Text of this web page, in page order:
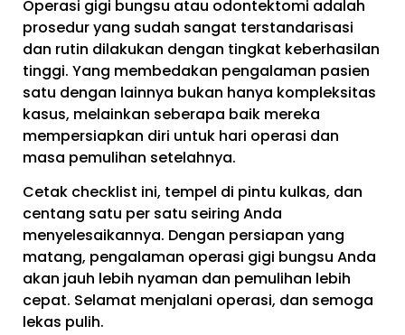
Operasi gigi bungsu atau odontektomi adalah
prosedur yang sudah sangat terstandarisasi
dan rutin dilakukan dengan tingkat keberhasilan
tinggi. Yang membedakan pengalaman pasien
satu dengan lainnya bukan hanya kompleksitas
kasus, melainkan seberapa baik mereka
mempersiapkan diri untuk hari operasi dan
masa pemulihan setelahnya.
Cetak checklist ini, tempel di pintu kulkas, dan
centang satu per satu seiring Anda
menyelesaikannya. Dengan persiapan yang
matang, pengalaman operasi gigi bungsu Anda
akan jauh lebih nyaman dan pemulihan lebih
cepat. Selamat menjalani operasi, dan semoga
lekas pulih.